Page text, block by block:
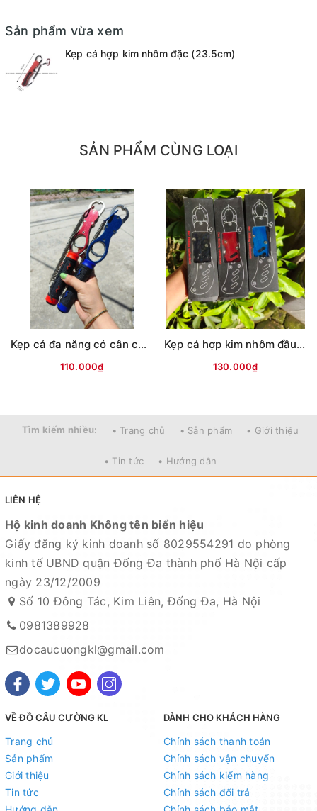
Sản phẩm vừa xem
Kẹp cá hợp kim nhôm đặc (23.5cm)
SẢN PHẨM CÙNG LOẠI
Kẹp cá đa năng có cân cán V
110.000₫
Kẹp cá hợp kim nhôm đầu Titan (17cm)
130.000₫
Tìm kiếm nhiều: • Trang chủ • Sản phẩm • Giới thiệu
• Tin tức • Hướng dẫn
LIÊN HỆ
Hộ kinh doanh Không tên biển hiệu
Giấy đăng ký kinh doanh số 8029554291 do phòng
kinh tế UBND quận Đống Đa thành phố Hà Nội cấp
ngày 23/12/2009
Số 10 Đông Tác, Kim Liên, Đống Đa, Hà Nội
0981389928
docaucuongkl@gmail.com
VỀ ĐỒ CÂU CƯỜNG KL
Trang chủ
Sản phẩm
Giới thiệu
Tin tức
DÀNH CHO KHÁCH HÀNG
Chính sách thanh toán
Chính sách vận chuyển
Chính sách kiểm hàng
Chính sách đổi trả